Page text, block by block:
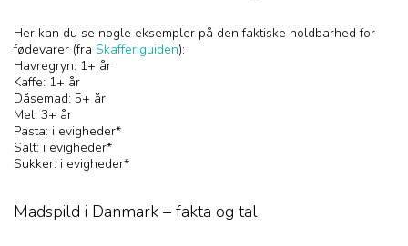
Her kan du se nogle eksempler på den faktiske holdbarhed for
fødevarer (fra Skafferiguiden):
Havregryn: 1+ år
Kaffe: 1+ år
Dåsemad: 5+ år
Mel: 3+ år
Pasta: i evigheder*
Salt: i evigheder*
Sukker: i evigheder*
Madspild i Danmark – fakta og tal